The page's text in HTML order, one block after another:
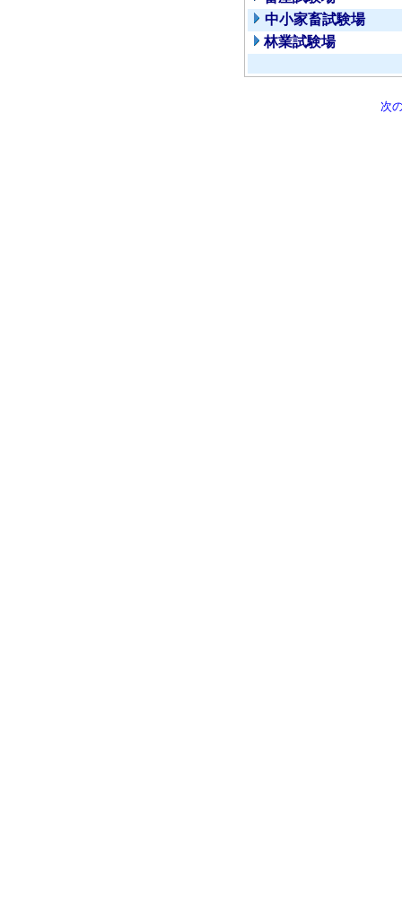
中小家畜試験場
林業試験場
次